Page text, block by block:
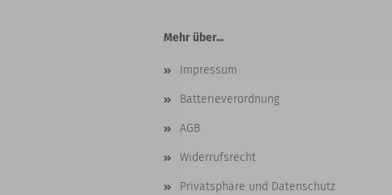
Mehr über...
Impressum
Batterieverordnung
AGB
Widerrufsrecht
Privatsphäre und Datenschutz